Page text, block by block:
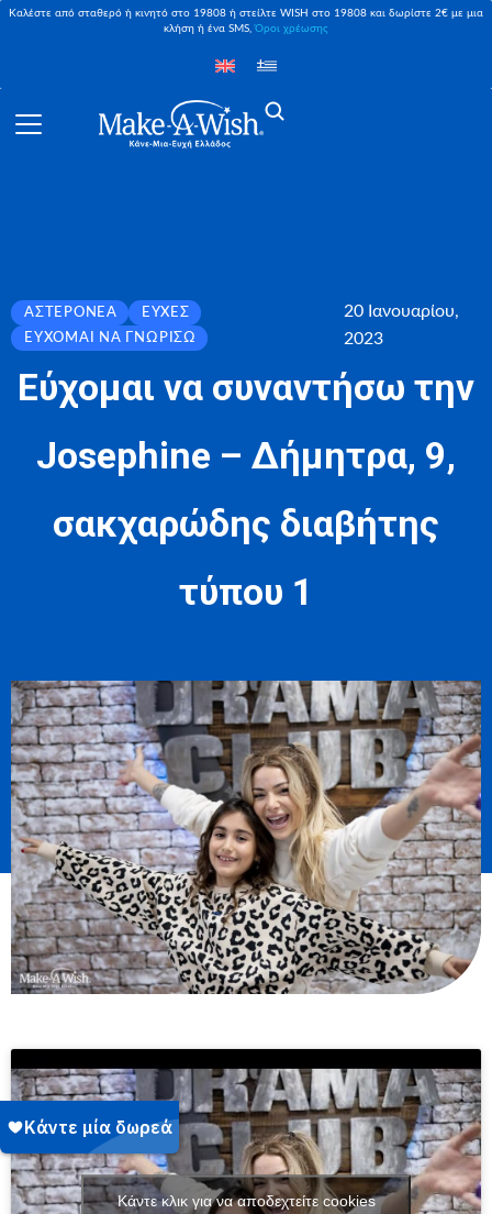
Καλέστε από σταθερό ή κινητό στο 19808 ή στείλτε WISH στο 19808 και δωρίστε 2€ με μια
κλήση ή ένα SMS,Όροι χρέωσης
ΑΣΤΕΡΟΝΈΑ
ΕΥΧΈΣ
ΕΎΧΟΜΑΙ ΝΑ ΓΝΩΡΊΣΩ
20 Ιανουαρίου,
2023
Εύχομαι να συναντήσω την
Josephine – Δήμητρα, 9,
σακχαρώδης διαβήτης
τύπου 1
Κάντε κλικ για να αποδεχτείτε cookies